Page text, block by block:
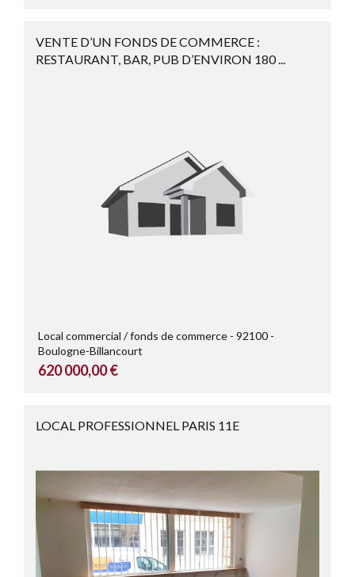
VENTE D’UN FONDS DE COMMERCE :
RESTAURANT, BAR, PUB D’ENVIRON 180 ...
Local commercial / fonds de commerce
92100
Boulogne-Billancourt
620 000,00 €
LOCAL PROFESSIONNEL PARIS 11E